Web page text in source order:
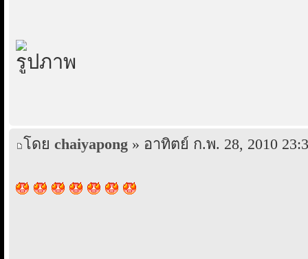
โดย chaiyapong » อาทิตย์ ก.พ. 28, 2010